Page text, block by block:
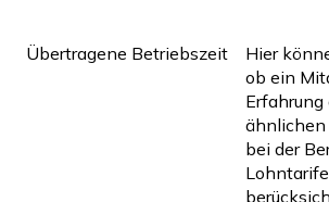
Übertragene Betriebszeit
Hier
ob ein
Erfahrung
ähnlichen
bei der